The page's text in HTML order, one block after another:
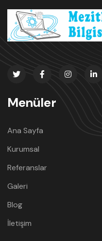
Menüler
Ana Sayfa
Kurumsal
Referanslar
Galeri
Blog
İletişim